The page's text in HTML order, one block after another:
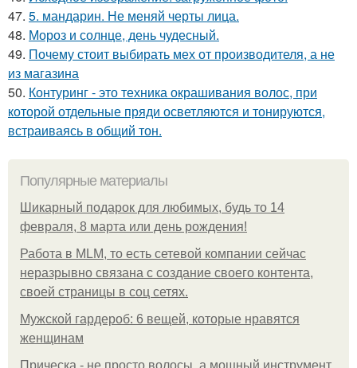
47. 5. мандарин. Не меняй черты лица.
48. Мороз и солнце, день чудесный.
49. Почему стоит выбирать мех от производителя, а не
из магазина
50. Контуринг - это техника окрашивания волос, при
которой отдельные пряди осветляются и тонируются,
встраиваясь в общий тон.
Популярные материалы
Шикарный подарок для любимых, будь то 14
февраля, 8 марта или день рождения!
Работа в MLM, то есть сетевой компании сейчас
неразрывно связана с создание своего контента,
своей страницы в соц сетях.
Мужской гардероб: 6 вещей, которые нравятся
женщинам
Прическа - не просто волосы, а мощный инструмент